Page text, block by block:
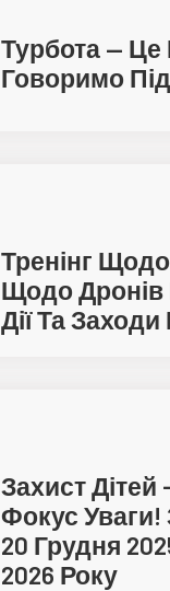
Турбота —
Говоримо
Тренінг Щодо
Щодо Дронів
Дії Та Заходи
Захист
Фокус Уваги!
20 Грудня
2026 Року